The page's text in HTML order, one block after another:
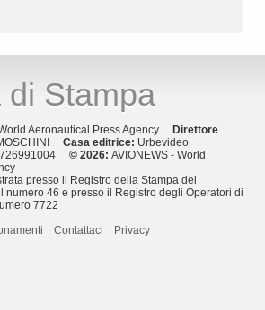
di Stampa
Aeronautical Press Agency
Direttore
Casa editrice: Urbevideo
© 2026: AVIONEWS - World
presso il Registro della Stampa del
numero 46 e presso il Registro degli Operatori di
7722
Contattaci
Privacy